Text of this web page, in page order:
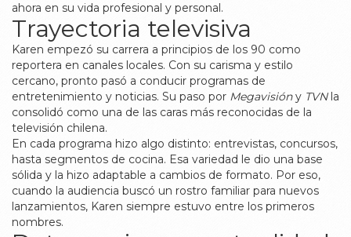
ahora en su vida profesional y personal.
Trayectoria televisiva
Karen empezó su carrera a principios de los 90 como
reportera en canales locales. Con su carisma y estilo
cercano, pronto pasó a conducir programas de
entretenimiento y noticias. Su paso por Megavisióny TVNla
consolidó como una de las caras más reconocidas de la
televisión chilena.
En cada programa hizo algo distinto: entrevistas, concursos,
hasta segmentos de cocina. Esa variedad le dio una base
sólida y la hizo adaptable a cambios de formato. Por eso,
cuando la audiencia buscó un rostro familiar para nuevos
lanzamientos, Karen siempre estuvo entre los primeros
nombres.